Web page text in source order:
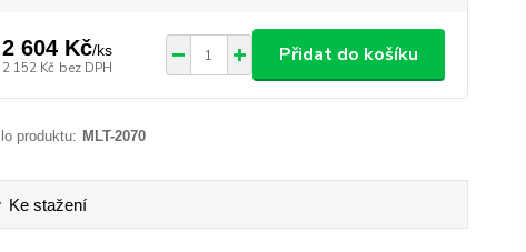
2 604 Kč/ks
2 152 Kč bez DPH
Přidat do košíku
produktu: MLT-2070
Ke stažení